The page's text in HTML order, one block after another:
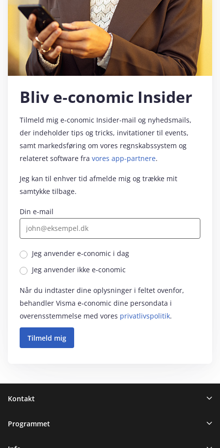
Bliv e‑conomic Insider
Tilmeld mig e‑conomic Insider-mail og nyhedsmails,
der indeholder tips og tricks, invitationer til events,
samt markedsføring om vores regnskabssystem og
relateret software fra vores app-partnere.
Jeg kan til enhver tid afmelde mig og trække mit
samtykke tilbage.
Din e-mail
Jeg anvender e‑conomic i dag
Jeg anvender ikke e‑conomic
Når du indtaster dine oplysninger i feltet ovenfor,
behandler Visma e‑conomic dine persondata i
overensstemmelse med vores privatlivspolitik.
Sidefod
Kontakt
Programmet